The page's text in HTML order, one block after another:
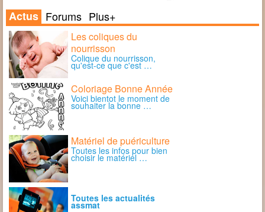
Actus Forums Plus+
Les coliques du
nourrisson
Colique du nourrisson,
qu'est-ce que c'est …
Coloriage Bonne Année
Voici bientot le moment de
souhaiter la bonne …
Matériel de puériculture
Toutes les infos pour bien
choisir le matériel …
Toutes les actualités
assmat